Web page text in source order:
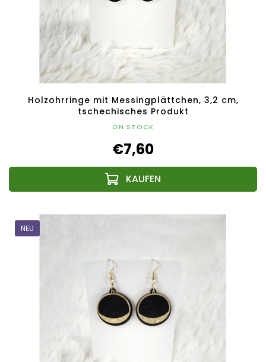
Holzohrringe mit Messingplättchen, 3,2 cm,
tschechisches Produkt
ON STOCK
€7,60
NEU